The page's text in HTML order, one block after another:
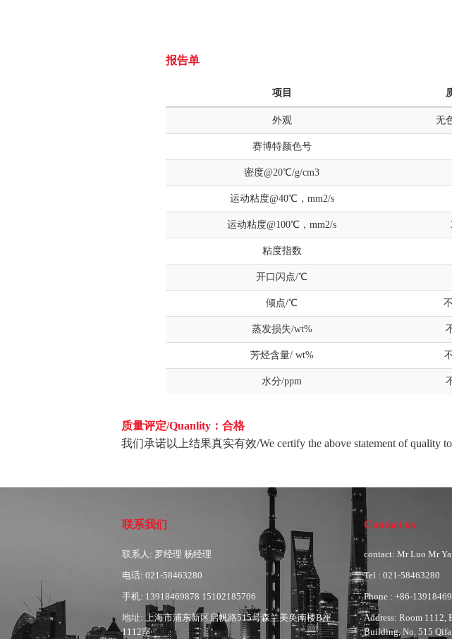
报告单
项目
外观 无
赛博特颜色号
密度@20℃/g/cm3
运动粘度@40℃，mm2/s
运动粘度@100℃，mm2/s
粘度指数
开口闪点/℃
倾点/℃
蒸发损失/wt%
芳烃含量/ wt%
水分/ppm
质量评定/Quanlity：合格
我们承诺以上结果真实有效/We certify the above statement of quality to
联系我们
联系人: 罗经理 杨经理
电话: 021-58463280
手机: 13918469878 15102185706
地址: 上海市浦东新区启帆路515号森兰美奂南楼B座
1112室
Contact us
contact: Mr Luo Mr
Tel : 021-58463280
Phone : +86-
Address: Room 1112,
Building, No. 515